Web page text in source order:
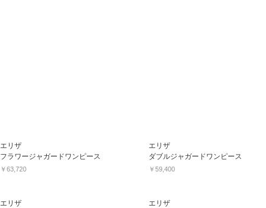
エリザ
フラワージャガードワンピース
￥63,720
エリザ
ダブルジャガードワンピース
￥59,400
エリザ
エリザ